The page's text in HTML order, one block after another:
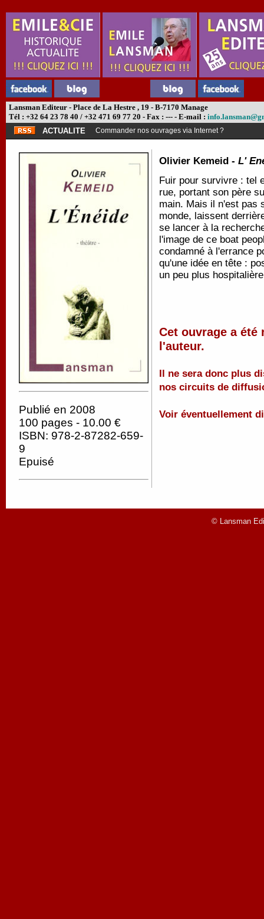
Lansman Editeur - Place de La Hestre , 19 - B-7170 Manage
Tél : +32 64 23 78 40 / +32 471 69 77 20 - Fax : --- - E-mail :
ACTUALITE
Commander nos ouvrages via Internet ?
Publié en 2008
100 pages - 10.00 €
ISBN: 978-2-87282-659-
9
Epuisé
Olivier Kemeid - L'
Fuir pour survivre : tel
rue, portant son père
main. Mais il n'est pas
monde, laissent
se lancer à la
l'image de ce boat
condamné à l'errance
qu'une idée en tête :
un peu plus
Cet ouvrage a été
l'auteur.
Il ne sera donc plus
nos circuits de
Voir éventuellement
© Lansman